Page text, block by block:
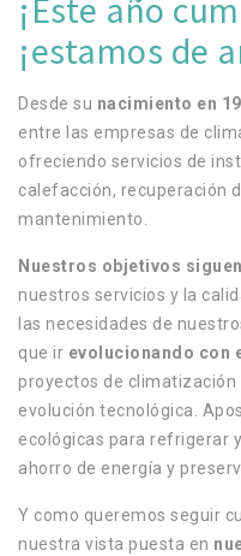
¡Este año
¡estamos de
Desde su nacimiento en
entre las empresas de
ofreciendo servicios de
calefacción, recuperación
mantenimiento.
Nuestros objetivos
nuestros servicios y la
las necesidades de
que ir evolucionando con
proyectos de
evolución tecnológica.
ecológicas para refrigerar
ahorro de energía y
Y como queremos seguir
nuestra vista puesta en